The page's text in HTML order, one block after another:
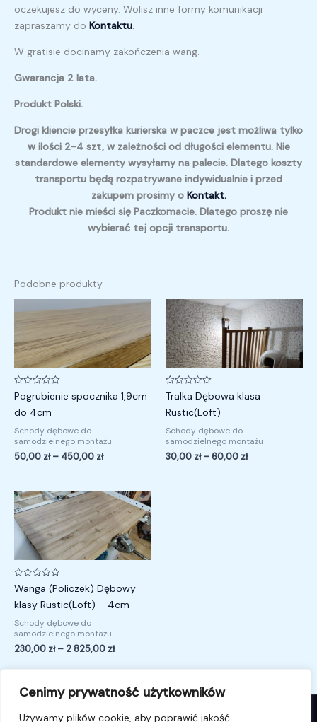
Cenimy prywatność użytkowników
Używamy plików cookie, aby poprawić jakość
oczekujesz do wyceny. Wolisz inne formy komunikacji
zapraszamy do Kontaktu.
W gratisie docinamy zakończenia wang.
Gwarancja 2 lata.
Produkt Polski.
Drogi kliencie przesyłka kurierska w paczce jest możliwa tylko
w ilości 2-4 szt, w zależności od długości elementu. Nie
standardowe elementy wysyłamy na palecie. Dlatego koszty
transportu będą rozpatrywane indywidualnie i przed
zakupem prosimy o Kontakt.
Produkt nie mieści się Paczkomacie. Dlatego proszę nie
wybierać tej opcji transportu.
Podobne produkty
Oceniono
0
na
5
Pogrubienie spocznika 1,9cm
do 4cm
Schody dębowe do
samodzielnego montażu
50,00 zł – 450,00 zł
Zakres
od
50,00 zł
do
450,00 zł
Oceniono
0
na
5
Tralka Dębowa klasa
Rustic(Loft)
Schody dębowe do
samodzielnego montażu
30,00 zł –60,00 zł
Zakres
cen:
od
30,00 zł
do
60,00 zł
Oceniono
0
na
5
Wanga (Policzek) Dębowy
klasy Rustic(Loft) – 4cm
Schody dębowe do
samodzielnego montażu
230,00 zł – 2 825,00 zł
Zakres
cen:
od
230,00 zł
do
2